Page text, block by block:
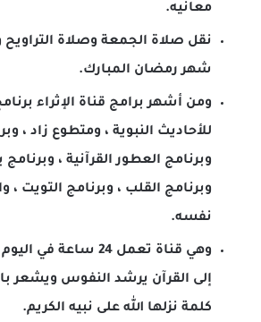
معانيه.
نقل صلاة الجمعة وصلاة
شهر رمضان المبارك.
ومن أشهر برامج قناة الإثراء
للأحاديث النبوية ، ومتطوع زاد ،
وبرنامج العطور القرآنية ، وبرنامج
وبرنامج القلب ، وبرنامج التويت ،
نفسه.
وهي قناة تعمل 24
إلى القرآن يرشد النفوس ويشعر
كلمة نزلها الله على نبيه الكريم.